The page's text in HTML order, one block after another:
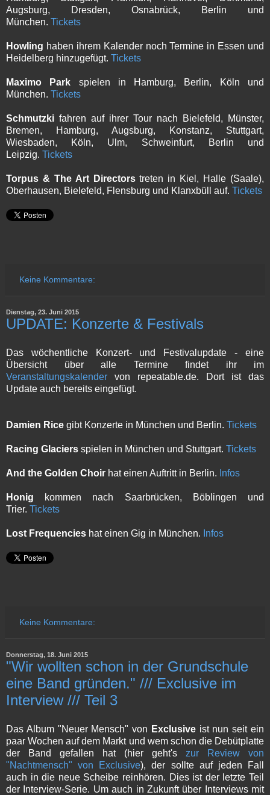
Augsburg, Dresden, Osnabrück, Berlin und
München. Tickets
Howling haben ihrem Kalender noch Termine in Essen und
Heidelberg hinzugefügt. Tickets
Maximo Park spielen in Hamburg, Berlin, Köln und
München. Tickets
Schmutzki fahren auf ihrer Tour nach Bielefeld, Münster,
Bremen, Hamburg, Augsburg, Konstanz, Stuttgart,
Wiesbaden, Köln, Ulm, Schweinfurt, Berlin und
Leipzig. Tickets
Torpus & The Art Directorstreten in Kiel, Halle (Saale),
Oberhausen, Bielefeld, Flensburg und Klanxbüll auf. Tickets
Keine Kommentare:
Dienstag, 23. Juni 2015
UPDATE: Konzerte & Festivals
Das wöchentliche Konzert- und Festivalupdate - eine
Übersicht über alle Termine findet ihr im
Veranstaltungskalender von repeatable.de. Dort ist das
Update auch bereits eingefügt.
Damien Rice gibt Konzerte in München und Berlin. Tickets
Racing Glaciers spielen in München und Stuttgart. Tickets
And the Golden Choir hat einen Auftritt in Berlin. Infos
Honig kommen nach Saarbrücken, Böblingen und
Trier. Tickets
Lost Frequencies hat einen Gig in München. Infos
Keine Kommentare:
Donnerstag, 18. Juni 2015
"Wir wollten schon in der Grundschule
eine Band gründen." /// Exclusive im
Interview /// Teil 3
Das Album "Neuer Mensch" von Exclusiveist nun seit ein
paar Wochen auf dem Markt und wem schon die Debütplatte
der Band gefallen hat (hier geht's zur Review von
"Nachtmensch" von Exclusive), der sollte auf jeden Fall
auch in die neue Scheibe reinhören. Dies ist der letzte Teil
der Interview-Serie. Um auch in Zukunft über Interviews mit